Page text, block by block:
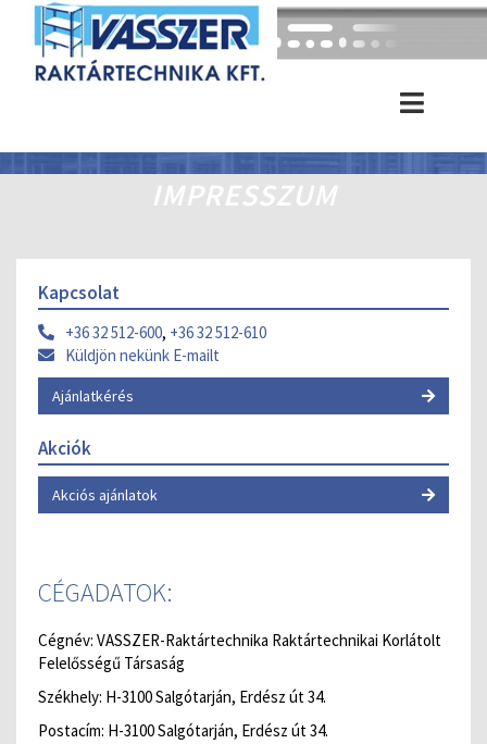
IMPRESSZUM
Kapcsolat
+36 32 512-600, +36 32 512-610
Küldjön nekünk E-mailt
Ajánlatkérés
Akciók
Akciós ajánlatok
CÉGADATOK:
Cégnév: VASSZER-Raktártechnika Raktártechnikai Korlátolt
Felelősségű Társaság
Székhely: H-3100 Salgótarján, Erdész út 34.
Postacím: H-3100 Salgótarján, Erdész út 34.